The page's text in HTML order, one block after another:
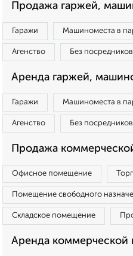
Продажа гаржей,
Гаражи Машиноместа в
Агенство Без посредников
Аренда гаржей,
Гаражи Машиноместа в
Агенство Без посредников
Продажа
Офисное помещение
Помещение свободного
Складское помещение
Аренда коммерческой